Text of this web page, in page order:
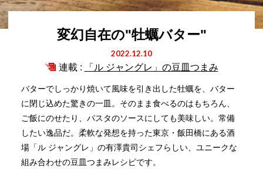
変幻自在の"牡蠣バター"
2022.12.10
連載 : 「ル ジャングレ」の豆皿つまみ
バターでしっかり焼いて風味を引き出した牡蠣を、バター
に閉じ込めた驚きの一皿。そのまま食べるのはもちろん、
ご飯にのせたり、パスタのソースにしても美味しい。常備
したい逸品だ。柔軟な発想を持った東京・飯田橋にある酒
場「ル ジャングレ」の有澤貴司シェフらしい、ユニークな
組み合わせの豆皿つまみレシピです。